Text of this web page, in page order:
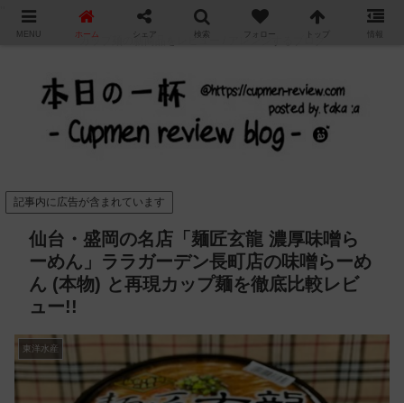
カップ麺の新商品をレビュー / アレンジするブログ
記事内に広告が含まれています
仙台・盛岡の名店「麺匠玄龍 濃厚味噌ら
ーめん」ララガーデン長町店の味噌らーめ
ん (本物) と再現カップ麺を徹底比較レビ
ュー!!
東洋水産
MENU ホーム シェア 検索 フォロー トップ 情報